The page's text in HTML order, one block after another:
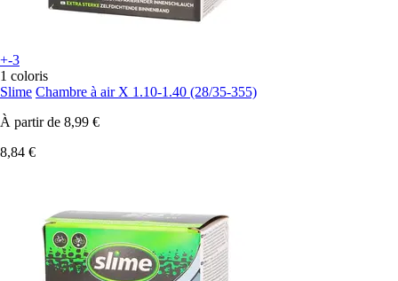
+-3
1 coloris
Slime Chambre à air X 1.10-1.40 (28/35-355)
À partir de 8,99 €
8,84 €